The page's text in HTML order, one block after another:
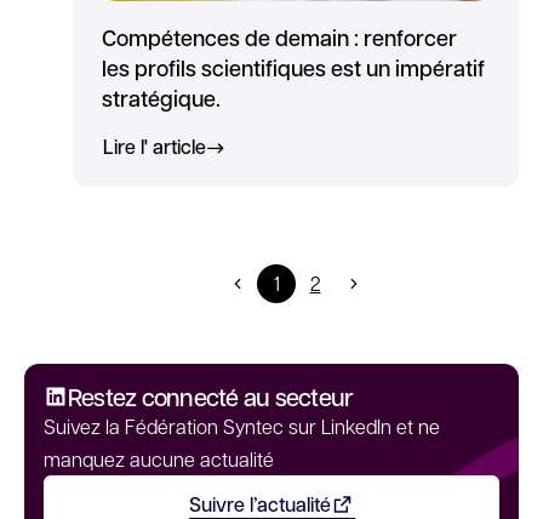
Compétences de demain : renforcer
les profils scientifiques est un impératif
stratégique.
Lire l' article
1 2
Restez connecté au secteur
Suivez la Fédération Syntec sur LinkedIn et ne
manquez aucune actualité
Suivre l’actualité